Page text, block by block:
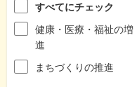
すべてにチェック
健康・医療・福祉の増
進
まちづくりの推進